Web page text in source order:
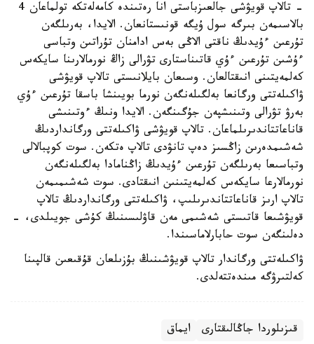
- تالاپ قويۋشى جالعىزباستى انا رەتىندە كامەلەتكە تولماعان 4
بالاسىمەن بىرگە سول ۇيگە قونىستانعان. الايدا، بەرىلگەن
تۇرعىن ءۇيدىڭ ناقتى الاڭى بەس ادامنان تۇراتىن وتباسى
ءۇشىن تۇرعىن ءۇي قاتىناستارى تۋرالى زاڭ نورمالارىنا سايكەس
كەلمەيتىنى انىقتالعان. وسىعان بايلانىستى تالاپ قويۋشى
ۋاكىلەتتى ورگانعا بەلگىلەنگەن نورما بويىنشا باسقا تۇرعىن ءۇي
بەرۋ تۋرالى وتىنىشپەن جۇگىنگەن. الايدا ونىڭ ءوتىنىشى
قاناعاتتاندىرىلماعان. تالاپ قويۋشى ۋاكىلەتتى ورگانداردىڭ
شەشىمدەرىن زاڭسىز دەپ تانۋدى تالاپ ەتكەن. سوت كوپبالالى
وتباسىعا بەرىلگەن تۇرعىن ءۇيدىڭ زاڭنامادا بەلگىلەنگەن
نورمالارعا سايكەس كەلمەيتىنىن انىقتادى. سوت شەشىمىمەن
تالاپ ارىز قاناعاتتاندىرىلىپ، ۋاكىلەتتى ورگانداردىڭ تالاپ
قويۋشىعا قاتىستى شەشىمى مەن قاۋلىسىنىڭ كۇشى جويىلدى، -
دەلىنگەن سوت حابارلاماسىندا.
ۋاكىلەتتى ورگاندار تالاپ قويۋشىنىڭ بۇزىلعان قۇقىعىن قالپىنا
كەلتىرۋگە مىندەتتەلدى.
قىزىلوردا جاڭالىقتارى ايماق